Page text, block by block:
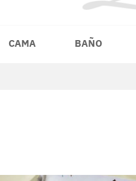
CAMA BAÑO